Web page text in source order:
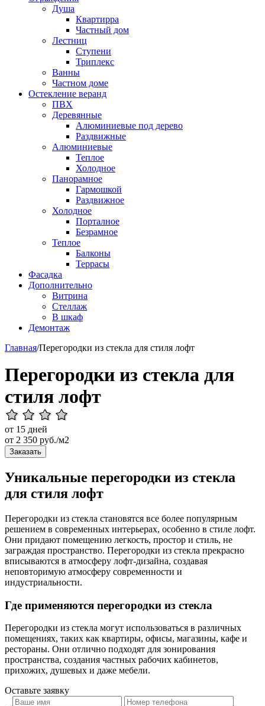
Душа
Квартирра
Частный дом
Лестниц
Ступени
Триплекс
Ванны
Частном доме
Остекление веранд
ПВХ
Деревянные
Алюминиевые под дерево
Раздвижные
Алюминиевые
Теплое
Холодное
Панорамное
Гармошкой
Раздвижное
Холодное
Порталное
Безрамное
Теплое
Балконы
Террасы
Фасадка
Дополнительно
Витрина
Стеллаж
В шкаф
Демонтаж
Главная/Перегородки из стекла для стиля лофт
Перегородки из стекла для
стиля лофт
от 15 дней
от 2 350 руб./м2
Заказать
Уникальные перегородки из стекла
для стиля лофт
Перегородки из стекла становятся все более популярным
решением в современных интерьерах, особенно в стиле лофт.
Они придают помещению легкость, простор и стиль, не
заграждая пространство. Перегородки из стекла прекрасно
вписываются в атмосферу лофт-дизайна, создавая
неповторимую атмосферу современности и
индустриальности.
Где применяются перегородки из стекла
Перегородки из стекла могут использоваться в различных
помещениях, таких как квартиры, офисы, магазины, кафе и
рестораны. Они отлично подходят для зонирования
пространства, создания частных рабочих кабинетов,
прихожих, душевых и даже мебели.
Оставьте заявку